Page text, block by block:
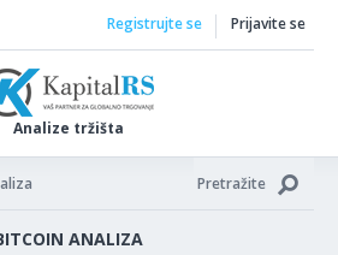
Analize tržišta
Registrujte se Prijavite se
Pretražite
ANALIZA